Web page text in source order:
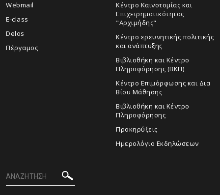
Webmail
E-class
Delos
Πέργαμος
Κέντρο Καινοτομίας και
Επιχειρηματικότητας
"Αρχιμήδης"
Κέντρο ερευνητικής πολιτικής
και ανάπτυξης
Βιβλιοθήκη και Κέντρο
Πληροφόρησης (ΒΚΠ)
Κέντρο Επιμόρφωσης και Δια
Βίου Μάθησης
Βιβλιοθήκη και Κέντρο
Πληροφόρησης
Προκηρύξεις
Ημερολόγιο Εκδηλώσεων